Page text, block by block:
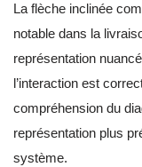
La flèche inclinée
notable dans la
représentation
l’interaction est
compréhension du
représentation plus
système.